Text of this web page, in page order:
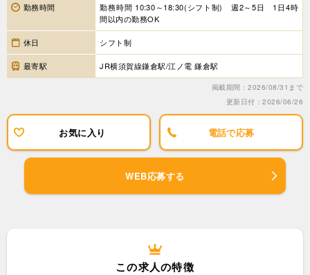
勤務時間
勤務時間 10:30～18:30(シフト制) 週2～5日 1日4時
間以内の勤務OK
休日 シフト制
最寄駅 JR横須賀線鎌倉駅/江ノ電 鎌倉駅
掲載期間：2026/08/31まで
更新日付：2026/06/26
お気に入り 電話で応募
WEB応募する
この求人の特徴